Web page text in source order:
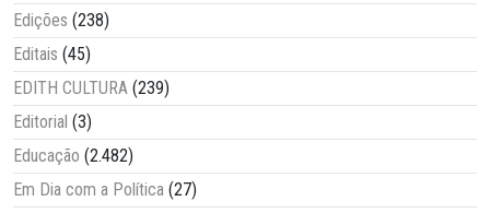
Edições (238)
Editais (45)
EDITH CULTURA (239)
Editorial (3)
Educação (2.482)
Em Dia com a Política (27)